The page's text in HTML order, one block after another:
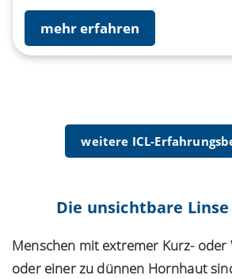
mehr erfahren
weitere ICL-
Die unsichtbare
Menschen mit extremer Kurz- oder
oder einer zu dünnen Hornhaut